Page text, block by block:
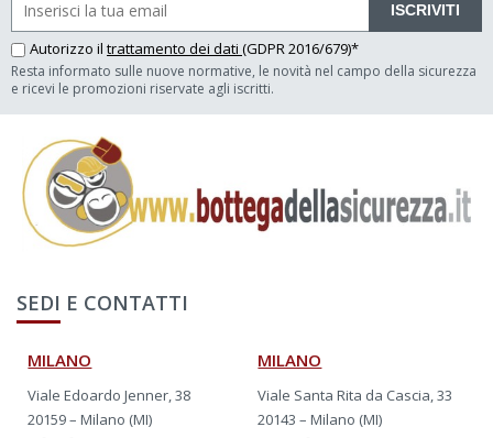
ISCRIVITI
Autorizzo il trattamento dei dati (GDPR 2016/679)*
Resta informato sulle nuove normative, le novità nel campo della sicurezza
e ricevi le promozioni riservate agli iscritti.
SEDI E CONTATTI
MILANO
Viale Edoardo Jenner, 38
20159 – Milano (MI)
MILANO
Viale Santa Rita da Cascia, 33
20143 – Milano (MI)